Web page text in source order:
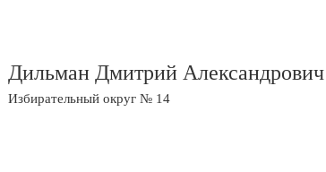
Дильман Дмитрий Александрович
Избирательный округ № 14